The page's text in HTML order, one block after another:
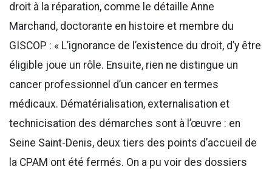
droit à la réparation, comme le détaille Anne
Marchand, doctorante en histoire et membre du
GISCOP : « L’ignorance de l’existence du droit, d’y être
éligible joue un rôle. Ensuite, rien ne distingue un
cancer professionnel d’un cancer en termes
médicaux. Dématérialisation, externalisation et
technicisation des démarches sont à l’œuvre : en
Seine Saint-Denis, deux tiers des points d’accueil de
la CPAM ont été fermés. On a pu voir des dossiers